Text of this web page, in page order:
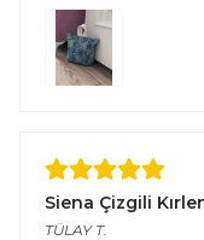
Siena Çizgili
TÜLAY T.